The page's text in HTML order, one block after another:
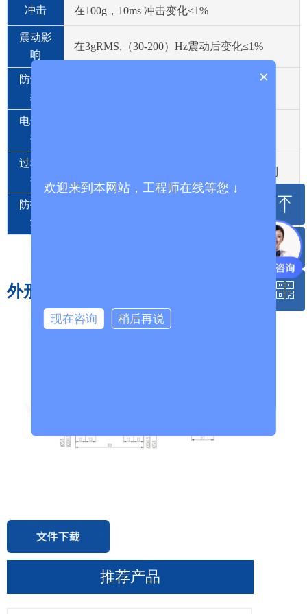
冲击 在100g，10ms 冲击变化≤1%
震动影
响
在3gRMS,（30-200）Hz震动后变化≤1%
防爆等
级
电气连
接
过程连
接
防护等
级
外形尺寸
推荐产品
ꁸ
回到顶部
ꂅ
400-801-8633
ꀥ
×
欢迎来到本网站，工程师在线等您 ↓
现在咨询 稍后再说